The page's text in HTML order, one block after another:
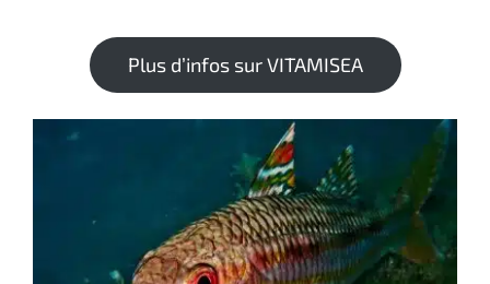
Plus d’infos sur VITAMISEA